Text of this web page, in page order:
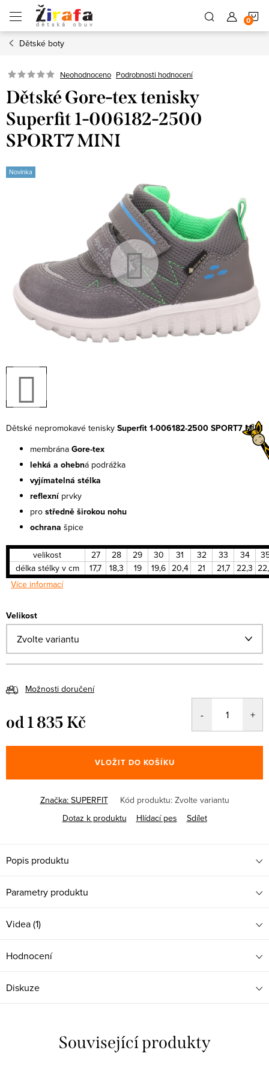
obsah
Dětské boty
Neohodnoceno Podrobnosti hodnocení
Dětské Gore-tex tenisky
Superfit 1-006182-2500
SPORT7 MINI
Novinka
Dětské nepromokavé tenisky Superfit 1-006182-2500 SPORT7 MINI
membrána Gore-tex
lehká a ohebná podrážka
vyjímatelná stélka
reflexníprvky
pro středně širokou nohu
ochrana špice
velikost 27 28 29 30 31 32 33 34
délka stélky v cm
17,7 18,3 19 19,6 20,4 21 21,7 22,3
Více informací
Velikost
Možnosti doručení
od1 835 Kč
cena:
VLOŽIT DO KOŠÍKU
Značka: SUPERFIT Kód produktu: Zvolte variantu
Dotaz k produktu
Hlídací pes Sdílet
Popis produktu
Parametry produktu
Videa (1)
Hodnocení
Diskuze
Související produkty